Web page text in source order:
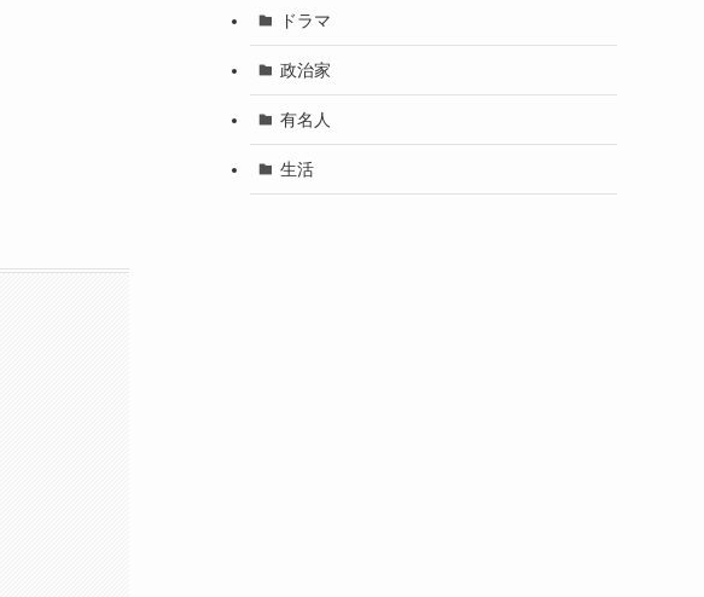
ドラマ
政治家
有名人
生活